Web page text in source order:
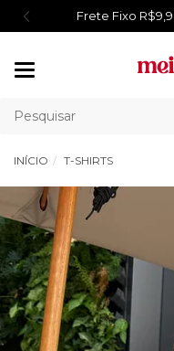
Frete Fixo
INÍCIO T-SHIRTS